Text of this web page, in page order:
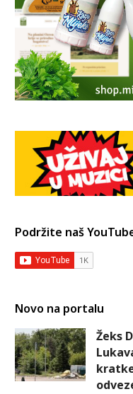
Podržite naš
Novo na portalu
Žeks